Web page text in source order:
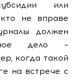
или
не вправе
должен
дело –
когда такой
на встрече с